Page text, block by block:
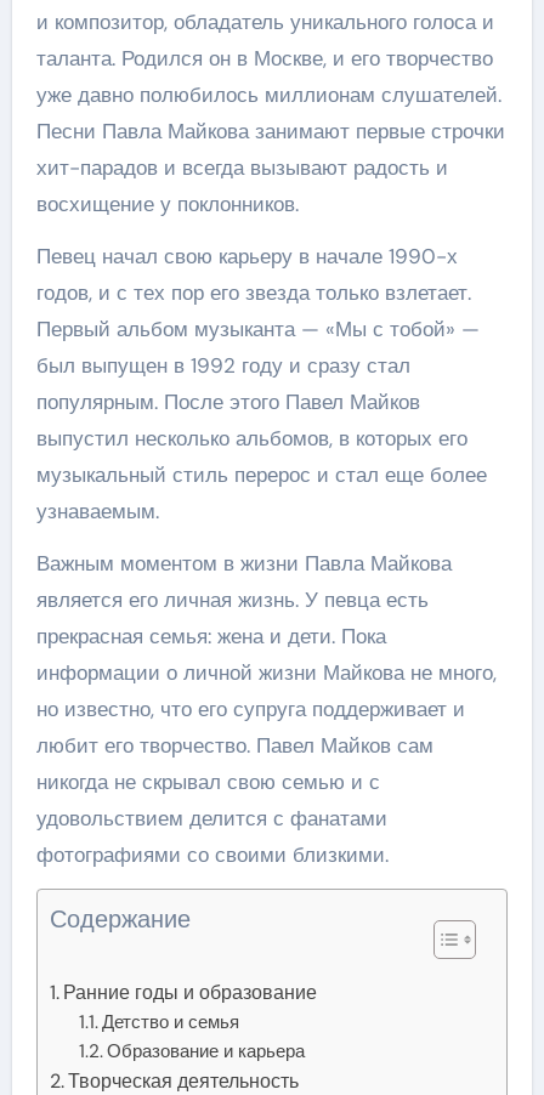
и композитор, обладатель уникального голоса и
таланта. Родился он в Москве, и его творчество
уже давно полюбилось миллионам слушателей.
Песни Павла Майкова занимают первые строчки
хит-парадов и всегда вызывают радость и
восхищение у поклонников.
Певец начал свою карьеру в начале 1990-х
годов, и с тех пор его звезда только взлетает.
Первый альбом музыканта — «Мы с тобой» —
был выпущен в 1992 году и сразу стал
популярным. После этого Павел Майков
выпустил несколько альбомов, в которых его
музыкальный стиль перерос и стал еще более
узнаваемым.
Важным моментом в жизни Павла Майкова
является его личная жизнь. У певца есть
прекрасная семья: жена и дети. Пока
информации о личной жизни Майкова не много,
но известно, что его супруга поддерживает и
любит его творчество. Павел Майков сам
никогда не скрывал свою семью и с
удовольствием делится с фанатами
фотографиями со своими близкими.
Содержание
Ранние годы и образование
Детство и семья
Образование и карьера
Творческая деятельность